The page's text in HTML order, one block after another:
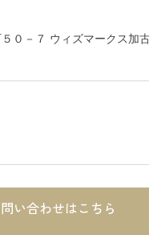
０－７ ウィズマークス加
い合わせはこちら